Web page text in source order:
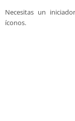
Necesitas un
íconos.